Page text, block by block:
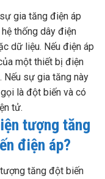
gia tăng điện áp
thống dây điện
dữ liệu. Nếu điện áp
một thiết bị điện
sự gia tăng này
là đột biến và có
tử.
tượng tăng
điện áp?
tăng đột biến